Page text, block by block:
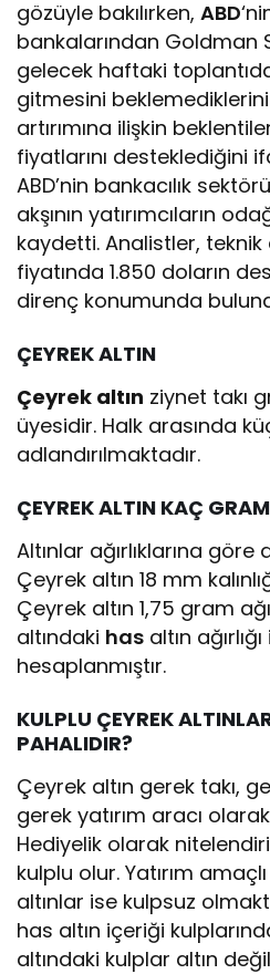
gözüyle bakılırken,ABD
bankalarından Goldman
gelecek haftaki
gitmesini
artırımına ilişkin
fiyatlarını desteklediğini
ABD’nin bankacılık
akşının yatırımcıların
kaydetti. Analistler, teknik
fiyatında 1.850 doların
direnç konumunda
ÇEYREK ALTIN
Çeyrek altın ziynet takı
üyesidir. Halk arasında
adlandırılmaktadır.
ÇEYREK ALTIN KAÇ
Altınlar ağırlıklarına göre
Çeyrek altın 18 mm
Çeyrek altın 1,75 gram
altındaki has altın
hesaplanmıştır.
KULPLU ÇEYREK
PAHALIDIR?
Çeyrek altın gerek takı,
gerek yatırım aracı olarak
Hediyelik olarak
kulplu olur. Yatırım
altınlar ise kulpsuz
has altın içeriği
altındaki kulplar altın